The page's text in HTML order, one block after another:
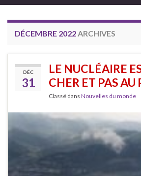
DÉCEMBRE 2022ARCHIVES
DÉC
31
LE NUCLÉAIRE
CHER ET PAS
Classé dans Nouvelles du monde